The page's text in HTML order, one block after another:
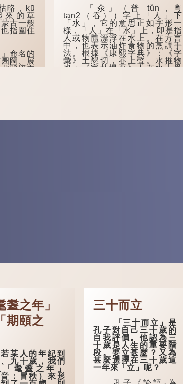
略，kū
來的草
古一般
指圍住
命名的
圙、展
縣境內
「氽」（普 tǔn，粵
tan2（吞））字上「人」下
「水」，它的意思正如字形一
樣，「人」在「水」上，即是指
人或物體漂浮在水上。在方言
中，也表示油炸食物的烹調手
法。根據《康熙字典》：《字
彙》土懇切，吞上聲。水推物
也；《字林撮要》人在水上爲
耋之年」
期頤之
人的年紀到
九十歲，我們
「耄耋之年」
音：冒秩）來形
三十而立
「三十而立」是
孔子對自己三十歲的
自我評價。他認為三
十歲是人生的重要階
段。要立甚麼？又為
甚麼選擇在三十歲這
一年來「立」呢？